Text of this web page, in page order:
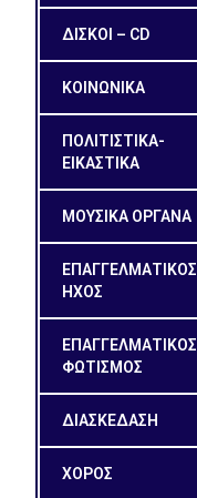
ΔΙΣΚΟΙ – CD
ΚΟΙΝΩΝΙΚΑ
ΠΟΛΙΤΙΣΤΙΚΑ-
ΕΙΚΑΣΤΙΚΑ
ΜΟΥΣΙΚΑ ΟΡΓΑΝΑ
ΕΠΑΓΓΕΛΜΑΤΙΚΟΣ
ΗΧΟΣ
ΕΠΑΓΓΕΛΜΑΤΙΚΟΣ
ΦΩΤΙΣΜΟΣ
ΔΙΑΣΚΕΔΑΣΗ
ΧΟΡΟΣ